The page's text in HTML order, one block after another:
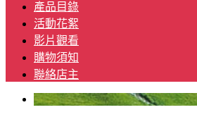
產品目錄
活動花絮
影片觀看
購物須知
聯絡店主